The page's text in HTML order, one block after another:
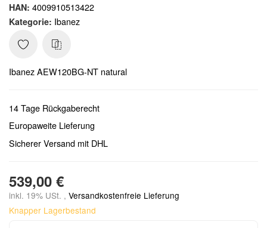
HAN: 4009910513422
Kategorie: Ibanez
Ibanez AEW120BG-NT natural
14 Tage Rückgaberecht
Europaweite Lieferung
Sicherer Versand mit DHL
539,00 €
inkl. 19% USt. , Versandkostenfreie Lieferung
Knapper Lagerbestand